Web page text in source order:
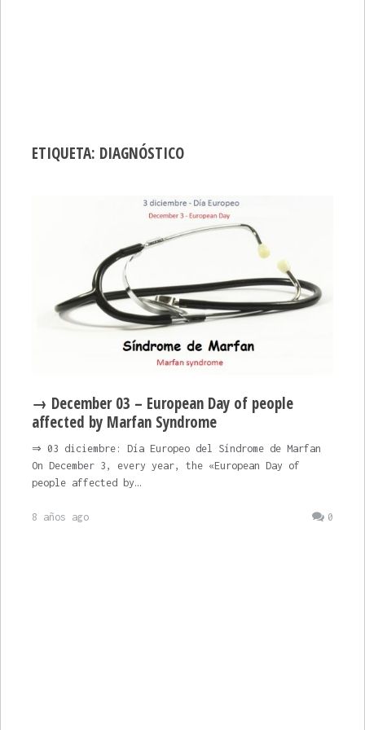
ETIQUETA: DIAGNÓSTICO
→ December 03 – European Day of people
affected by Marfan Syndrome
⇒ 03 diciembre: Día Europeo del Síndrome de Marfan
On December 3, every year, the «European Day of
people affected by…
0
8 años ago